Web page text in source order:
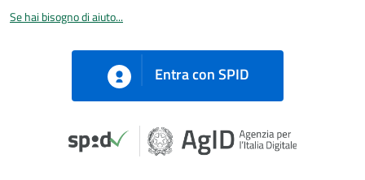
Se hai bisogno di aiuto...
Entra con SPID